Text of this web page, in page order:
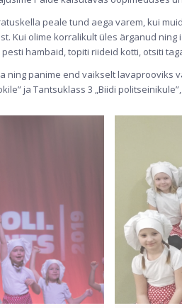
peale tund aega varem, kui
Kui olime korralikult üles ärganud
hambaid, topiti riideid kotti, otsiti
ning panime end vaikselt lavaprooviks
ja Tantsuklass 3 „Biidi